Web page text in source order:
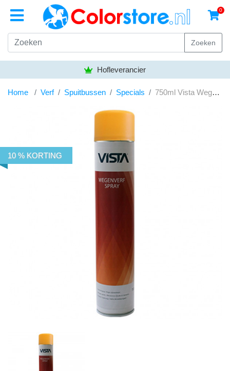
0
Zoeken
Hofleverancier
Home Verf Spuitbussen Specials 750ml Vista Wegenspray Geel
10 % KORTING